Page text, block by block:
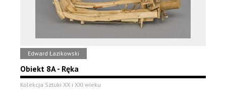
Edward Łazikowski
Obiekt 8A - Ręka
Kolekcja Sztuki XX i XXI wieku